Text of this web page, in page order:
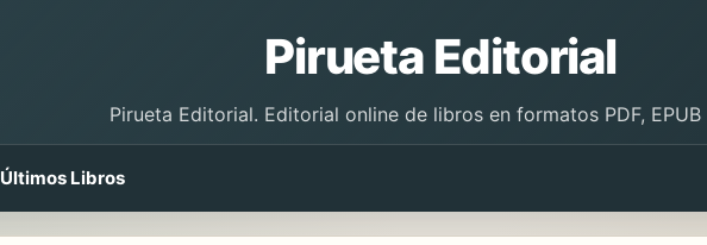
Pirueta Editorial
Pirueta Editorial. Editorial online de libros en formatos PDF, EPUB
Últimos Libros